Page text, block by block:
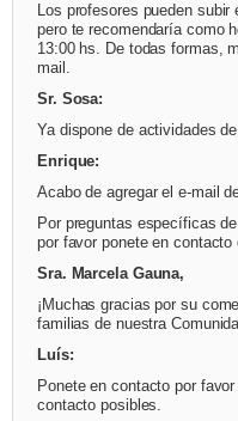
Los profesores pueden
pero te recomendaría como
13:00 hs. De todas formas,
mail.
Sr. Sosa:
Ya dispone de actividades
Enrique:
Acabo de agregar el e-mail
Por preguntas específicas
por favor ponete en
Sra. Marcela Gauna,
¡Muchas gracias por su
familias de nuestra
Luís:
Ponete en contacto por
contacto posibles.